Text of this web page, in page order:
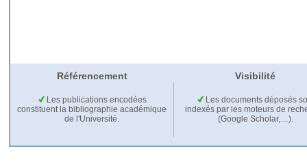
Référencement Visibilité
Les publications encodées
constituent la bibliographie académique
de l'Université.
Les documents déposés
indexés par les moteurs de
(Google Scholar,…).